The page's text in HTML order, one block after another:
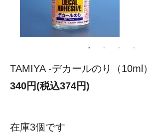
TAMIYA -デカールのり（10ml）
340円(税込374円)
在庫3個です